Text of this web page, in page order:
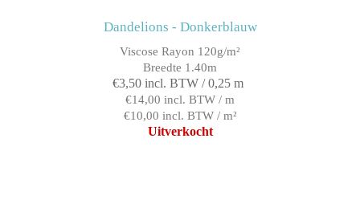
Dandelions - Donkerblauw
Viscose Rayon 120g/m²
Breedte 1.40m
€3,50 incl. BTW / 0,25 m
€14,00 incl. BTW / m
€10,00 incl. BTW / m²
Uitverkocht